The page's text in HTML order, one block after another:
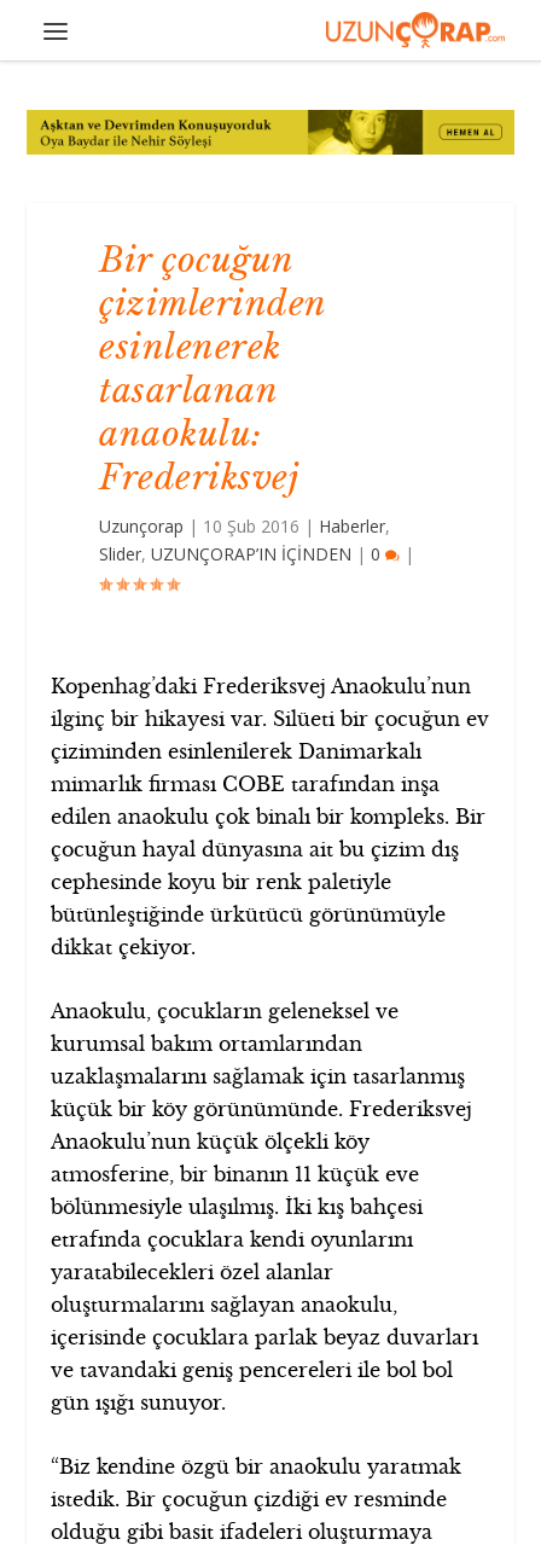
Bir çocuğun
çizimlerinden
esinlenerek
tasarlanan
anaokulu:
Frederiksvej
Uzunçorap | 10 Şub 2016 | Haberler,
Slider,UZUNÇORAP’IN İÇİNDEN |0 |
Kopenhag’daki Frederiksvej Anaokulu’nun
ilginç bir hikayesi var. Silüeti bir çocuğun ev
çiziminden esinlenilerek Danimarkalı
mimarlık firması COBE tarafından inşa
edilen anaokulu çok binalı bir kompleks. Bir
çocuğun hayal dünyasına ait bu çizim dış
cephesinde koyu bir renk paletiyle
bütünleştiğinde ürkütücü görünümüyle
dikkat çekiyor.
Anaokulu, çocukların geleneksel ve
kurumsal bakım ortamlarından
uzaklaşmalarını sağlamak için tasarlanmış
küçük bir köy görünümünde. Frederiksvej
Anaokulu’nun küçük ölçekli köy
atmosferine, bir binanın 11 küçük eve
bölünmesiyle ulaşılmış. İki kış bahçesi
etrafında çocuklara kendi oyunlarını
yaratabilecekleri özel alanlar
oluşturmalarını sağlayan anaokulu,
içerisinde çocuklara parlak beyaz duvarları
ve tavandaki geniş pencereleri ile bol bol
gün ışığı sunuyor.
“Biz kendine özgü bir anaokulu yaratmak
istedik. Bir çocuğun çizdiği ev resminde
olduğu gibi basit ifadeleri oluşturmaya